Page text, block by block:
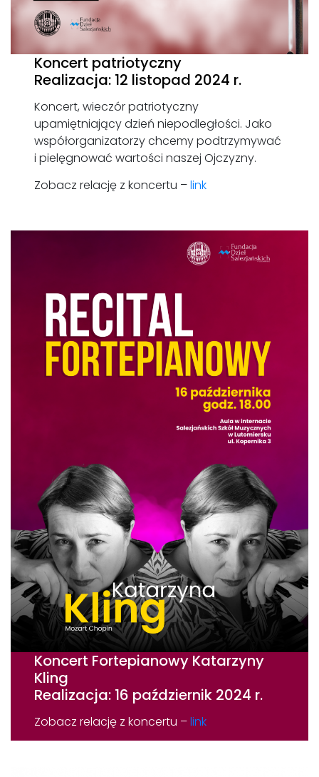
Koncert patriotyczny
Realizacja: 12 listopad 2024 r.
Koncert, wieczór patriotyczny
upamiętniający dzień niepodległości. Jako
współorganizatorzy chcemy podtrzymywać
i pielęgnować wartości naszej Ojczyzny.
Zobacz relację z koncertu –link
Koncert Fortepianowy Katarzyny
Kling
Realizacja: 16 październik 2024 r.
Zobacz relację z koncertu –link